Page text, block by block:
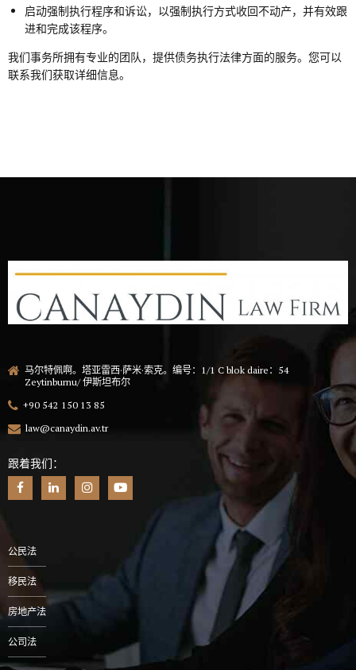
启动强制执行程序和诉讼，以强制执行方式收回不动产，并有效跟
进和完成该程序。
我们事务所拥有专业的团队，提供债务执行法律方面的服务。您可以
联系我们获取详细信息。
马尔特佩啊。塔亚雷西·萨米·索克。编号：1/1 C blok daire：54
Zeytinburnu/ 伊斯坦布尔
+90 542 150 13 85
law@canaydin.av.tr
跟着我们：
公民法
移民法
房地产法
公司法